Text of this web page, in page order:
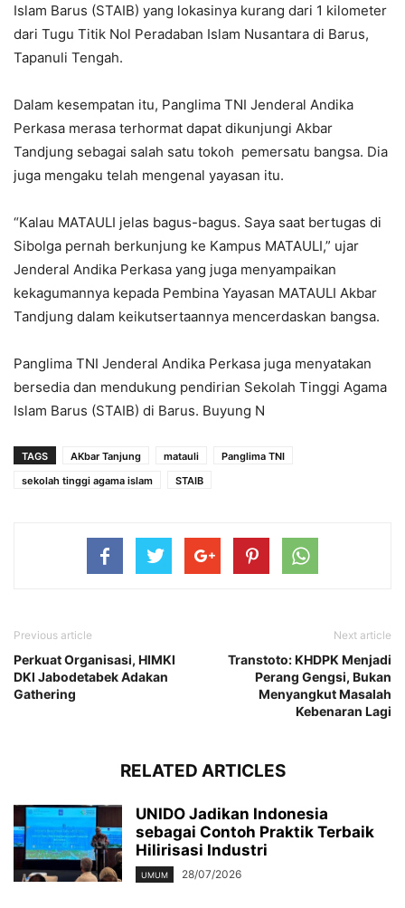
Islam Barus (STAIB) yang lokasinya kurang dari 1 kilometer
dari Tugu Titik Nol Peradaban Islam Nusantara di Barus,
Tapanuli Tengah.
Dalam kesempatan itu, Panglima TNI Jenderal Andika
Perkasa merasa terhormat dapat dikunjungi Akbar
Tandjung sebagai salah satu tokoh pemersatu bangsa. Dia
juga mengaku telah mengenal yayasan itu.
“Kalau MATAULI jelas bagus-bagus. Saya saat bertugas di
Sibolga pernah berkunjung ke Kampus MATAULI,” ujar
Jenderal Andika Perkasa yang juga menyampaikan
kekagumannya kepada Pembina Yayasan MATAULI Akbar
Tandjung dalam keikutsertaannya mencerdaskan bangsa.
Panglima TNI Jenderal Andika Perkasa juga menyatakan
bersedia dan mendukung pendirian Sekolah Tinggi Agama
Islam Barus (STAIB) di Barus. Buyung N
TAGS AKbar Tanjung matauli
Panglima TNI
sekolah tinggi agama islam
STAIB
Previous article
Perkuat Organisasi, HIMKI
DKI Jabodetabek Adakan
Gathering
Next article
Transtoto: KHDPK Menjadi
Perang Gengsi, Bukan
Menyangkut Masalah
Kebenaran Lagi
RELATED ARTICLES
UNIDO Jadikan Indonesia
sebagai Contoh Praktik Terbaik
Hilirisasi Industri
UMUM 28/07/2026